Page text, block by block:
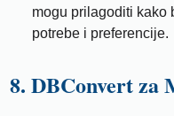
mogu prilagoditi kako
potrebe i preferencije.
8. DBConvert za